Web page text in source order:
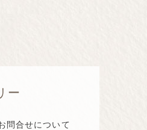
ー
問合せについて